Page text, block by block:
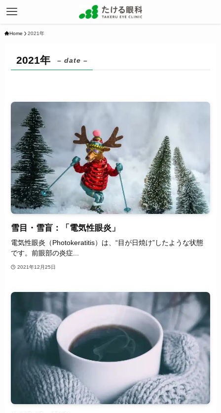
Home 2021年
2021年 – date –
雪目・雪盲：「電気性眼炎」
電気性眼炎（Photokeratitis）は、“目が日焼け”したような状態
です。前眼部の炎症...
2021年12月25日